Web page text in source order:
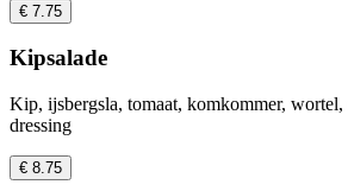
€ 7.75
Kipsalade
Kip, ijsbergsla, tomaat, komkommer, wortel,
dressing
€ 8.75